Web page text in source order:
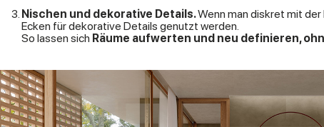
Nischen und dekorative Details.Wenn man diskret mit
Ecken für dekorative Details genutzt werden.
So lassen sich Räume aufwerten und neu definieren,